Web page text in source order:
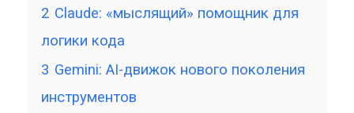
2 Claude: «мыслящий» помощник для
логики кода
3 Gemini: AI-движок нового поколения
инструментов